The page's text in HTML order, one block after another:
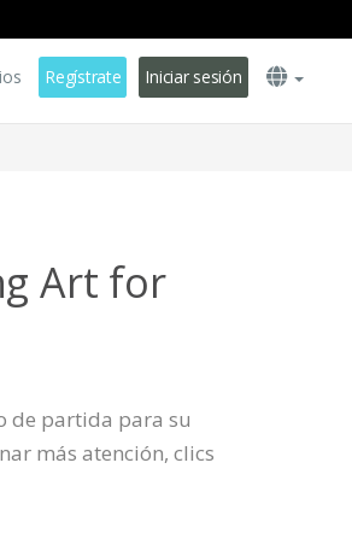
Regístrate Iniciar sesión
Art for
de partida para su
más atención, clics